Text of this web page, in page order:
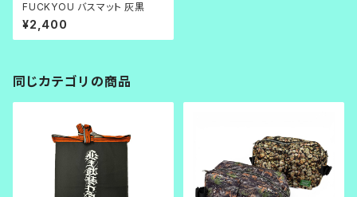
FUCKYOU バスマット 灰黒
¥2,400
同じカテゴリの商品